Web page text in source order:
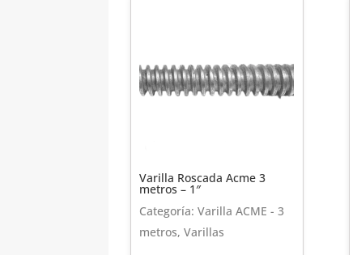
Varilla Roscada Acme 3
metros – 1″
Categoría: Varilla ACME - 3
metros, Varillas